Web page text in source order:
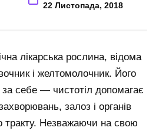
22 Листопада, 2018
лікарська рослина, відома
і желтомолочник. Його
за себе — чистотіл допомагає
залоз і органів
тракту. Незважаючи на свою